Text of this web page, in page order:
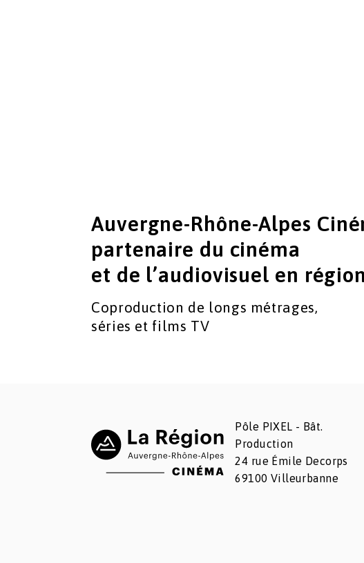
Auvergne-Rhône-Alpes
partenaire du cinéma
et de l’audiovisuel en
Coproduction de longs métrages,
séries et films TV
Pôle PIXEL - Bât.
Production
24 rue Émile Decorps
69100 Villeurbanne